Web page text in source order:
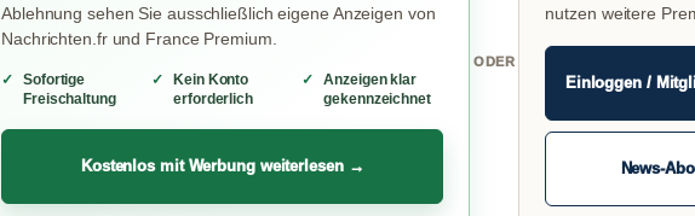
Ablehnung sehen Sie ausschließlich eigene Anzeigen von
Nachrichten.fr und France Premium.
Sofortige
Freischaltung
Kein Konto
erforderlich
Anzeigen klar
gekennzeichnet
Kostenlos mit Werbung weiterlesen →
ODER
nutzen weitere
Einloggen /
News-